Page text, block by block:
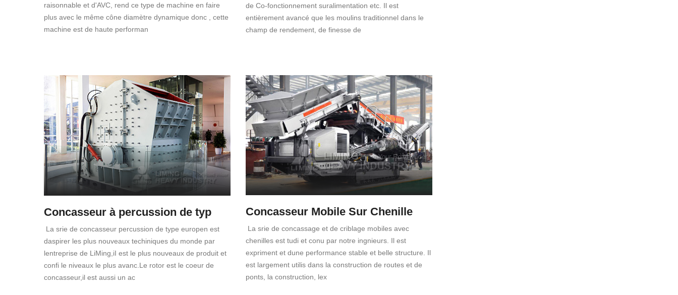
raisonnable et d'AVC, rend ce type de machine en faire
plus avec le même cône diamètre dynamique donc , cette
machine est de haute performan
de Co-fonctionnement suralimentation etc. Il est
entièrement avancé que les moulins traditionnel dans le
champ de rendement, de finesse de
Concasseur à percussion de typ
La srie de concasseur percussion de type europen est
daspirer les plus nouveaux techiniques du monde par
lentreprise de LiMing,iI est le plus nouveaux de produit et
confi le niveaux le plus avanc.Le rotor est le coeur de
concasseur,il est aussi un ac
Concasseur Mobile Sur Chenille
La srie de concassage et de criblage mobiles avec
chenilles est tudi et conu par notre ingnieurs. Il est
expriment et dune performance stable et belle structure. Il
est largement utilis dans la construction de routes et de
ponts, la construction, lex